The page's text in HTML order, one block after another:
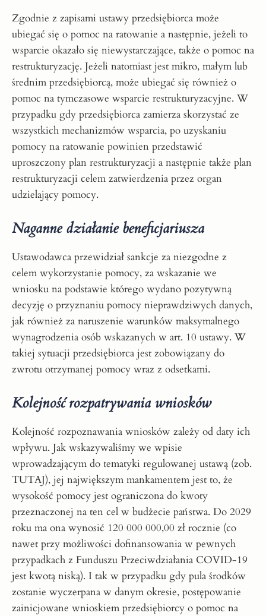
Zgodnie z zapisami ustawy przedsiębiorca może
ubiegać się o pomoc na ratowanie a następnie, jeżeli to
wsparcie okazało się niewystarczające, także o pomoc na
restrukturyzację. Jeżeli natomiast jest mikro, małym lub
średnim przedsiębiorcą, może ubiegać się również o
pomoc na tymczasowe wsparcie restrukturyzacyjne. W
przypadku gdy przedsiębiorca zamierza skorzystać ze
wszystkich mechanizmów wsparcia, po uzyskaniu
pomocy na ratowanie powinien przedstawić
uproszczony plan restrukturyzacji a następnie także plan
restrukturyzacji celem zatwierdzenia przez organ
udzielający pomocy.
Naganne działanie beneficjariusza
Ustawodawca przewidział sankcje za niezgodne z
celem wykorzystanie pomocy, za wskazanie we
wniosku na podstawie którego wydano pozytywną
decyzję o przyznaniu pomocy nieprawdziwych danych,
jak również za naruszenie warunków maksymalnego
wynagrodzenia osób wskazanych w art. 10 ustawy. W
takiej sytuacji przedsiębiorca jest zobowiązany do
zwrotu otrzymanej pomocy wraz z odsetkami.
Kolejność rozpatrywania wniosków
Kolejność rozpoznawania wniosków zależy od daty ich
wpływu. Jak wskazywaliśmy we wpisie
wprowadzającym do tematyki regulowanej ustawą (zob.
TUTAJ), jej największym mankamentem jest to, że
wysokość pomocy jest ograniczona do kwoty
przeznaczonej na ten cel w budżecie państwa. Do 2029
roku ma ona wynosić 120 000 000,00 zł rocznie (co
nawet przy możliwości dofinansowania w pewnych
przypadkach z Funduszu Przeciwdziałania COVID-19
jest kwotą niską). I tak w przypadku gdy pula środków
zostanie wyczerpana w danym okresie, postępowanie
zainicjowane wnioskiem przedsiębiorcy o pomoc na